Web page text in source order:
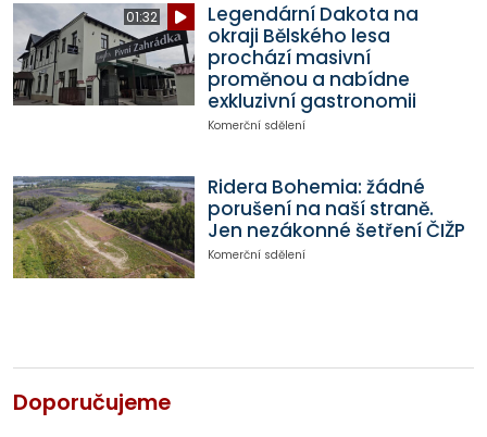
01:32
Legendární Dakota na
okraji Bělského lesa
prochází masivní
proměnou a nabídne
exkluzivní gastronomii
Komerční sdělení
Ridera Bohemia: žádné
porušení na naší straně.
Jen nezákonné šetření ČIŽP
Komerční sdělení
Doporučujeme